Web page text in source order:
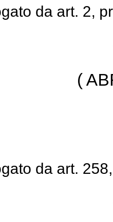
da art. 2,
(
da art.